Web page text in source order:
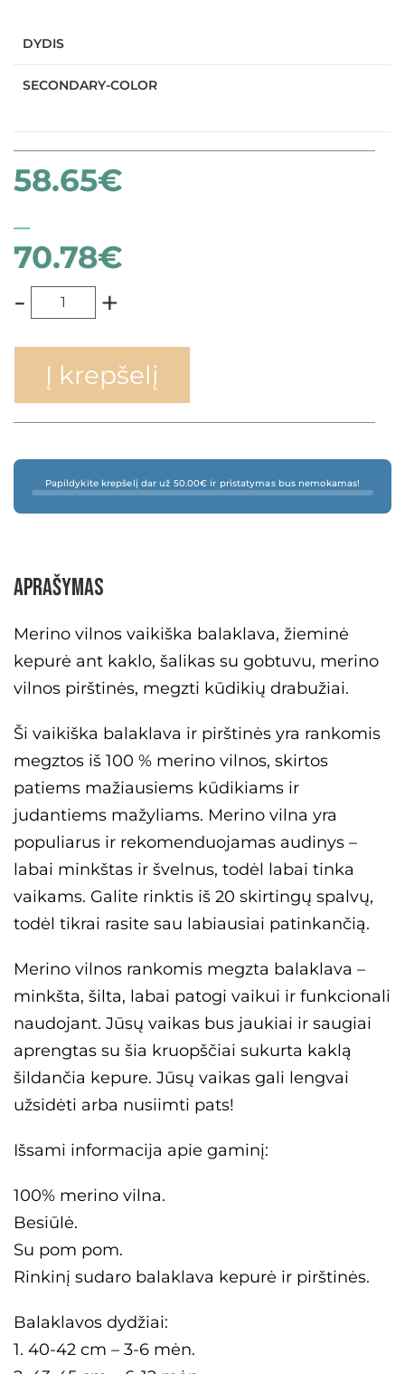
DYDIS
SECONDARY-COLOR
58.65€
–
70.78€
- +
Į krepšelį
Papildykite krepšelį dar už 50.00€ ir pristatymas bus nemokamas!
Aprašymas
Merino vilnos vaikiška balaklava, žieminė
kepurė ant kaklo, šalikas su gobtuvu, merino
vilnos pirštinės, megzti kūdikių drabužiai.
Ši vaikiška balaklava ir pirštinės yra rankomis
megztos iš 100 % merino vilnos, skirtos
patiems mažiausiems kūdikiams ir
judantiems mažyliams. Merino vilna yra
populiarus ir rekomenduojamas audinys –
labai minkštas ir švelnus, todėl labai tinka
vaikams. Galite rinktis iš 20 skirtingų spalvų,
todėl tikrai rasite sau labiausiai patinkančią.
Merino vilnos rankomis megzta balaklava –
minkšta, šilta, labai patogi vaikui ir funkcionali
naudojant. Jūsų vaikas bus jaukiai ir saugiai
aprengtas su šia kruopščiai sukurta kaklą
šildančia kepure. Jūsų vaikas gali lengvai
užsidėti arba nusiimti pats!
Išsami informacija apie gaminį:
100% merino vilna.
Besiūlė.
Su pom pom.
Rinkinį sudaro balaklava kepurė ir pirštinės.
Balaklavos dydžiai:
1. 40-42 cm – 3-6 mėn.